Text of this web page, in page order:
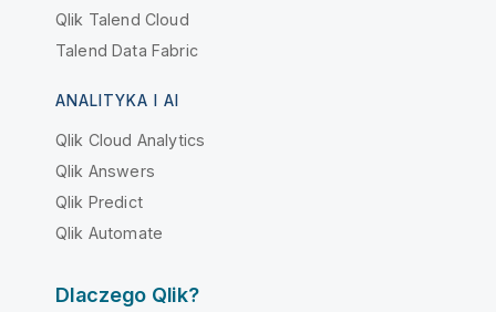
Qlik Talend Cloud
Talend Data Fabric
ANALITYKA I AI
Qlik Cloud Analytics
Qlik Answers
Qlik Predict
Qlik Automate
Dlaczego Qlik?